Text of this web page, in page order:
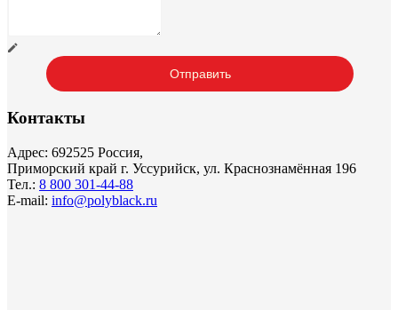
Контакты
Адрес: 692525 Россия,
Приморский край г. Уссурийск, ул. Краснознамённая 196
Тел.: 8 800 301-44-88
E-mail: info@polyblack.ru